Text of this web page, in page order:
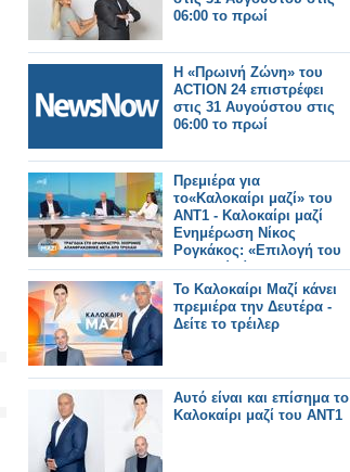
06:00 το πρωί
Η «Πρωινή Ζώνη» του
ACTION 24 επιστρέφει
στις 31 Αυγούστου στις
06:00 το πρωί
Πρεμιέρα για
το«Καλοκαίρι μαζί» του
ΑΝΤ1 - Καλοκαίρι μαζί
Ενημέρωση Νίκος
Ρογκάκος: «Επιλογή του
σταθμού είναι να
προχωρήσει την
ενημέρωση»
Το Καλοκαίρι Μαζί κάνει
πρεμιέρα την Δευτέρα -
Δείτε το τρέιλερ
Αυτό είναι και επίσημα το
Καλοκαίρι μαζί του ΑΝΤ1